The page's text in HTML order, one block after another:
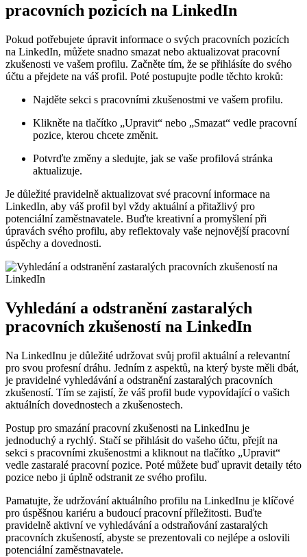
pracovních pozicích na LinkedIn
Pokud potřebujete úpravit informace o svých pracovních pozicích
na LinkedIn, můžete snadno smazat nebo aktualizovat pracovní
zkušenosti ve vašem profilu. Začněte tím, že se přihlásíte do svého
účtu a přejdete na váš profil. Poté postupujte podle těchto kroků:
Najděte sekci s pracovními zkušenostmi ve vašem profilu.
Klikněte na tlačítko „Upravit“ nebo „Smazat“ vedle pracovní
pozice, kterou chcete změnit.
Potvrďte změny a sledujte, jak se vaše profilová stránka
aktualizuje.
Je důležité pravidelně aktualizovat své pracovní informace na
LinkedIn, aby váš profil byl vždy aktuální a přitažlivý pro
potenciální zaměstnavatele. Buďte kreativní a promyšlení při
úpravách svého profilu, aby reflektovaly vaše nejnovější pracovní
úspěchy a dovednosti.
Vyhledání a odstranění zastaralých
pracovních zkušeností na LinkedIn
Na LinkedInu je důležité udržovat svůj profil aktuální a relevantní
pro svou profesní dráhu. Jedním z aspektů, na který byste měli dbát,
je pravidelné vyhledávání a odstranění zastaralých pracovních
zkušeností. Tím se zajistí, že váš profil bude vypovídající o vašich
aktuálních dovednostech a zkušenostech.
Postup pro smazání pracovní zkušenosti na LinkedInu je
jednoduchý a rychlý. Stačí se přihlásit do vašeho účtu, přejít na
sekci s pracovními zkušenostmi a kliknout na tlačítko „Upravit“
vedle zastaralé pracovní pozice. Poté můžete buď upravit detaily této
pozice nebo ji úplně odstranit ze svého profilu.
Pamatujte, že udržování aktuálního profilu na LinkedInu je klíčové
pro úspěšnou kariéru a budoucí pracovní příležitosti. Buďte
pravidelně aktivní ve vyhledávání a odstraňování zastaralých
pracovních zkušeností, abyste se prezentovali co nejlépe a oslovili
potenciální zaměstnavatele.